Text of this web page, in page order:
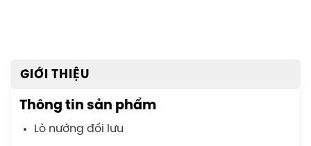
GIỚI THIỆU
Thông tin sản phẩm
Lò nướng đối lưu